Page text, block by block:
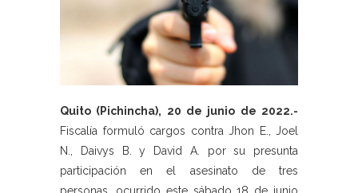
Quito (Pichincha), 20 de junio de 2022.-
Fiscalía formuló cargos contra Jhon E., Joel
N., Daivys B. y David A. por su presunta
participación en el asesinato de tres